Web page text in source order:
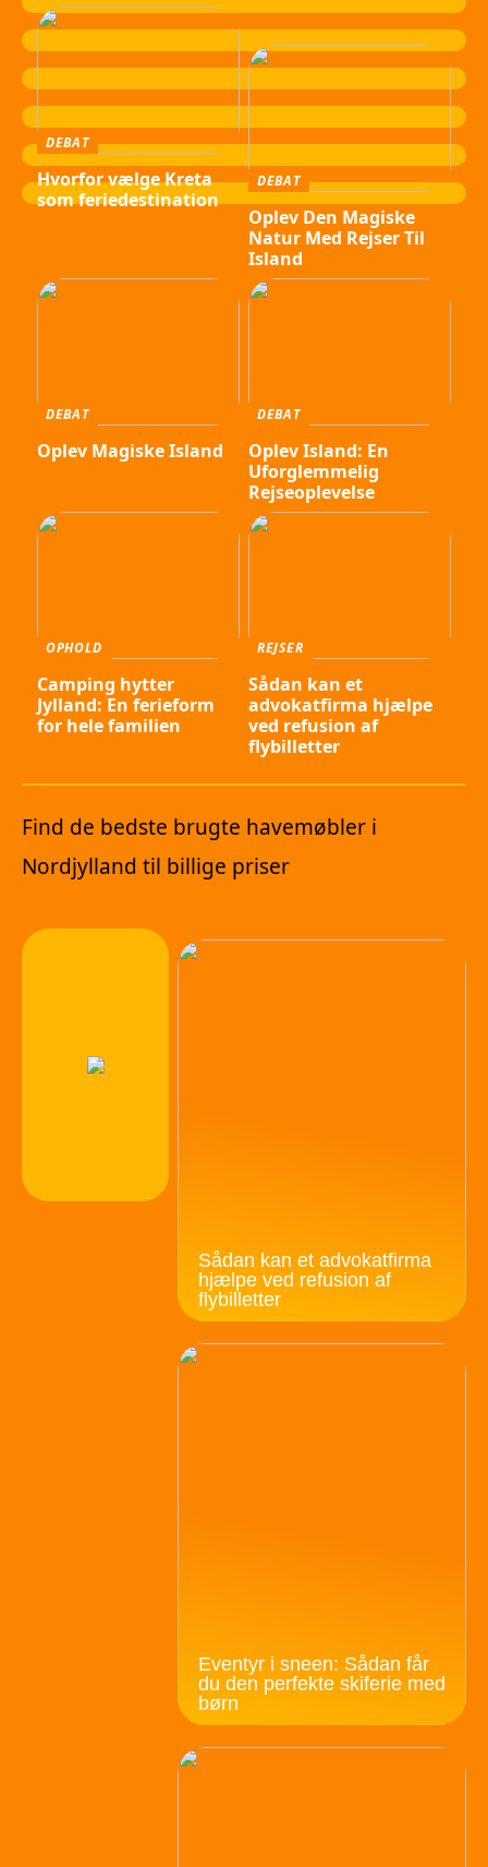
DEBAT
Hvorfor vælge Kreta
som feriedestination
DEBAT
Oplev Den Magiske
Natur Med Rejser Til
Island
DEBAT
Oplev Magiske Island
DEBAT
Oplev Island: En
Uforglemmelig
Rejseoplevelse
OPHOLD
Camping hytter
Jylland: En ferieform
for hele familien
REJSER
Sådan kan et
advokatfirma hjælpe
ved refusion af
flybilletter
Find de bedste brugte havemøbler i
Nordjylland til billige priser
Sådan kan et advokatfirma
hjælpe ved refusion af
flybilletter
Eventyr i sneen: Sådan får
du den perfekte skiferie med
børn